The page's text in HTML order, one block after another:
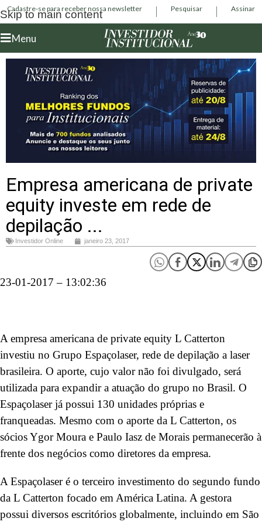
Skip to main content
Cadastre-se para receber nossa newsletter Pesquisar Assinar
Menu
Empresa americana de private
equity investe em rede de
depilação ...
Investidor Online janeiro 23, 2017
23-01-2017 – 13:02:36
A empresa americana de private equity L Catterton
investiu no Grupo Espaçolaser, rede de depilação a laser
brasileira. O aporte, cujo valor não foi divulgado, será
utilizada para expandir a atuação do grupo no Brasil. O
Espaçolaser já possui 130 unidades próprias e
franqueadas. Mesmo com o aporte da L Catterton, os
sócios Ygor Moura e Paulo Iasz de Morais permanecerão à
frente dos negócios como diretores da empresa.
A Espaçolaser é o terceiro investimento do segundo fundo
da L Catterton focado em América Latina. A gestora
possui diversos escritórios globalmente, incluindo em São